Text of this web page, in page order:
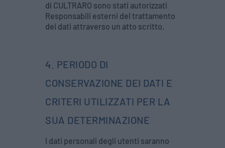
di CULTRARO sono stati autorizzati
Responsabili esterni del trattamento
dei dati attraverso un atto scritto.
4. PERIODO DI
CONSERVAZIONE DEI DATI E
CRITERI UTILIZZATI PER LA
SUA DETERMINAZIONE
I dati personali degli utenti saranno